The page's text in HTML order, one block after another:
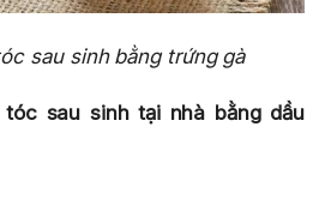
sau sinh bằng trứng gà
sau sinh tại nhà bằng dầu